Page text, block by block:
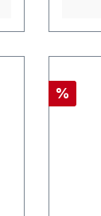
Rabatt
%